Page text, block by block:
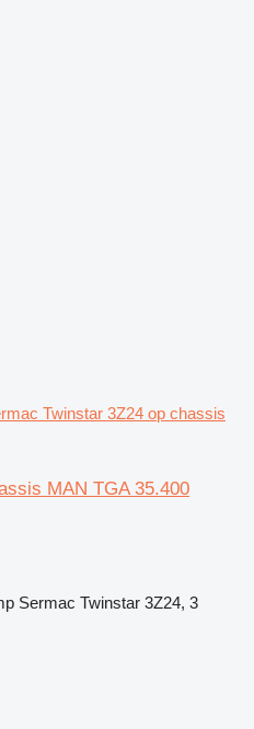
Twinstar 3Z24 op chassis
MAN TGA 35.400
Sermac Twinstar 3Z24, 3